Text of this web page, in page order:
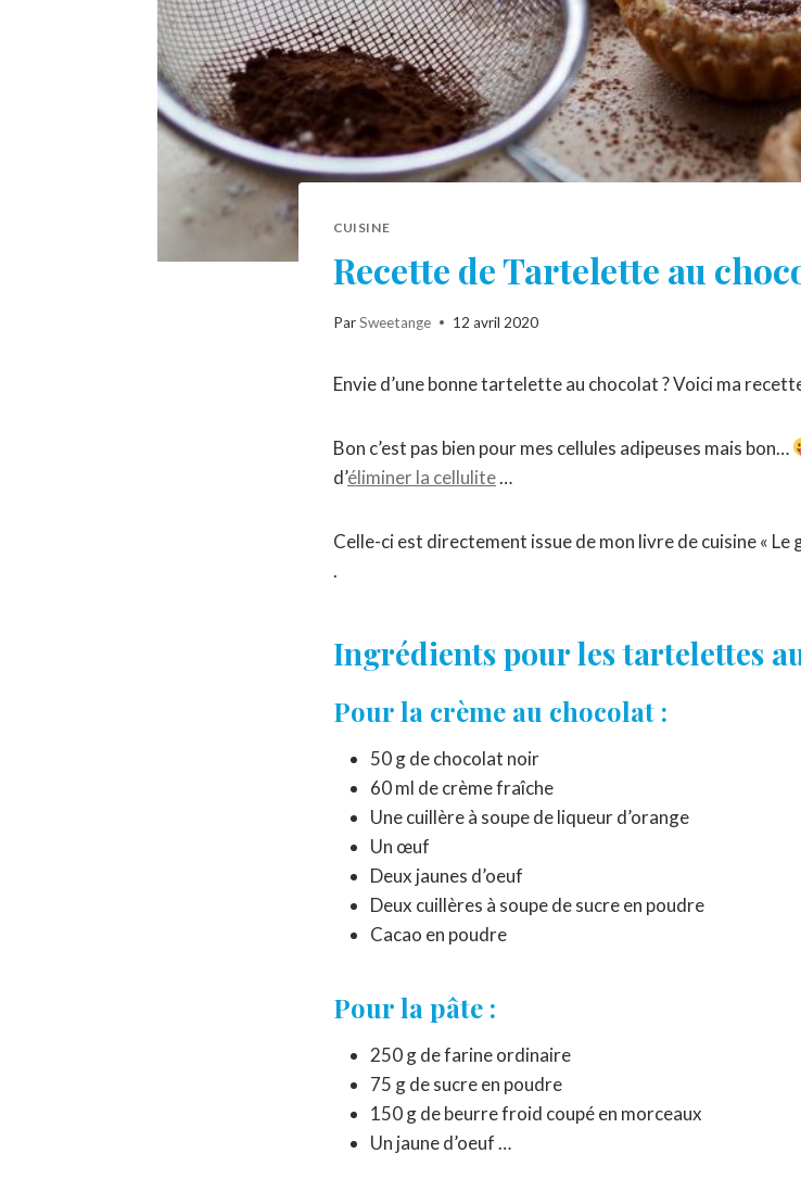
CUISINE
Recette de Tartelette au
ParSweetange 12 avril 2020
Envie d’une bonne tartelette au chocolat ? Voici ma
Bon c’est pas bien pour mes cellules adipeuses mais bon…
d’éliminer la cellulite…
Celle-ci est directement issue de mon livre de cuisine «
.
Ingrédients pour les tartelettes
Pour la crème au chocolat :
50 g de chocolat noir
60 ml de crème fraîche
Une cuillère à soupe de liqueur d’orange
Un œuf
Deux jaunes d’oeuf
Deux cuillères à soupe de sucre en poudre
Cacao en poudre
Pour la pâte :
250 g de farine ordinaire
75 g de sucre en poudre
150 g de beurre froid coupé en morceaux
Un jaune d’oeuf …